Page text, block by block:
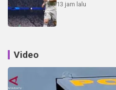
13 jam lalu
Video